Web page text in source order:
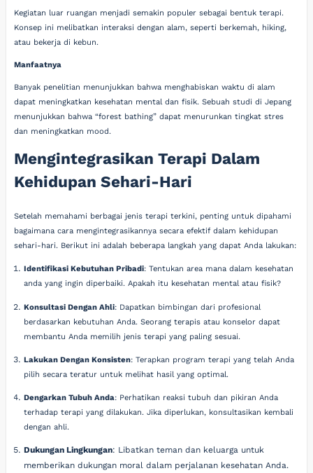
Kegiatan luar ruangan menjadi semakin populer sebagai bentuk terapi.
Konsep ini melibatkan interaksi dengan alam, seperti berkemah, hiking,
atau bekerja di kebun.
Manfaatnya
Banyak penelitian menunjukkan bahwa menghabiskan waktu di alam
dapat meningkatkan kesehatan mental dan fisik. Sebuah studi di Jepang
menunjukkan bahwa “forest bathing” dapat menurunkan tingkat stres
dan meningkatkan mood.
Mengintegrasikan Terapi Dalam
Kehidupan Sehari-Hari
Setelah memahami berbagai jenis terapi terkini, penting untuk dipahami
bagaimana cara mengintegrasikannya secara efektif dalam kehidupan
sehari-hari. Berikut ini adalah beberapa langkah yang dapat Anda lakukan:
Identifikasi Kebutuhan Pribadi: Tentukan area mana dalam kesehatan
anda yang ingin diperbaiki. Apakah itu kesehatan mental atau fisik?
Konsultasi Dengan Ahli: Dapatkan bimbingan dari profesional
berdasarkan kebutuhan Anda. Seorang terapis atau konselor dapat
membantu Anda memilih jenis terapi yang paling sesuai.
Lakukan Dengan Konsisten: Terapkan program terapi yang telah Anda
pilih secara teratur untuk melihat hasil yang optimal.
Dengarkan Tubuh Anda: Perhatikan reaksi tubuh dan pikiran Anda
terhadap terapi yang dilakukan. Jika diperlukan, konsultasikan kembali
dengan ahli.
Dukungan Lingkungan: Libatkan teman dan keluarga untuk
memberikan dukungan moral dalam perjalanan kesehatan Anda.